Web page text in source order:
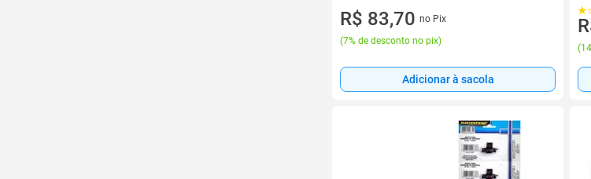
R$ 83,70 no Pix
(7% de desconto no pix)
Adicionar à sacola
(